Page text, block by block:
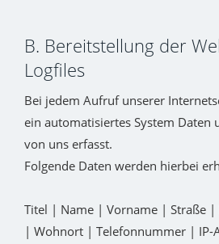
B. Bereitstellung der
Logfiles
Bei jedem Aufruf unserer
ein automatisiertes System Daten
von uns erfasst.
Folgende Daten werden hierbei
Titel | Name | Vorname | Straße |
| Wohnort | Telefonnummer | IP-